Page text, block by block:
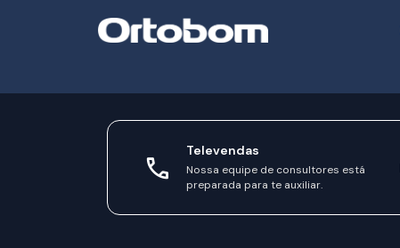
Televendas
Nossa equipe de consultores está
preparada para te auxiliar.